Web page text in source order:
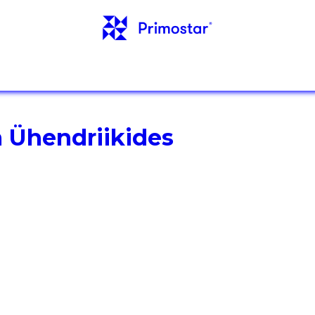
Ühendriikides